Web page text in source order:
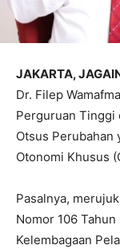
JAKARTA,
Dr. Filep
Perguruan Tinggi
Otsus Perubahan
Otonomi Khusus
Pasalnya,
Nomor 106
Kelembagaan